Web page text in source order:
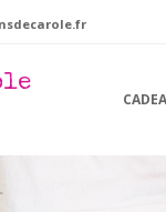
Menu
SKIP TO